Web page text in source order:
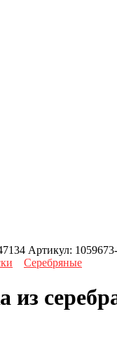
Артикул:
Серебряные
из